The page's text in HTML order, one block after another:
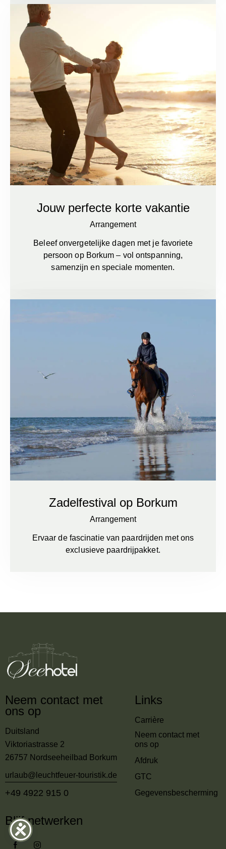
Jouw perfecte korte vakantie
Arrangement
Beleef onvergetelijke dagen met je favoriete
persoon op Borkum – vol ontspanning,
samenzijn en speciale momenten.
Zadelfestival op Borkum
Arrangement
Ervaar de fascinatie van paardrijden met ons
exclusieve paardrijpakket.
Neem contact met
ons op
Duitsland
Viktoriastrasse 2
26757 Nordseeheilbad Borkum
urlaub@leuchtfeuer-touristik.de
+49 4922 915 0
Links
Carrière
Neem contact met
ons op
Afdruk
GTC
Gegevensbescherming
Blijf netwerken